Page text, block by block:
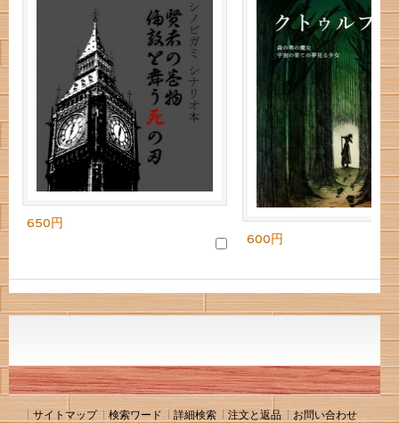
650円
600円
サイトマップ 検索ワード 詳細検索 注文と返品 お問い合わせ